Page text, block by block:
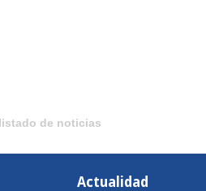
de noticias
Actualidad